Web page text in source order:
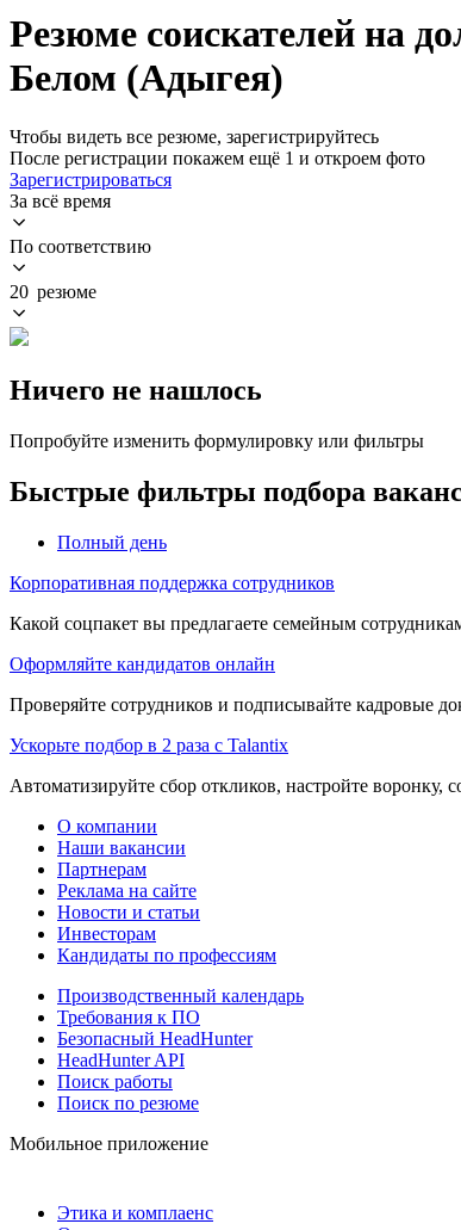
Резюме соискателей на
Белом (Адыгея)
Чтобы видеть все резюме, зарегистрируйтесь
После регистрации покажем ещё 1 и откроем фото
Зарегистрироваться
За всё время
По соответствию
20 резюме
Ничего не нашлось
Попробуйте изменить формулировку или фильтры
Быстрые фильтры подбора
Полный день
Корпоративная поддержка сотрудников
Какой соцпакет вы предлагаете семейным
Оформляйте кандидатов онлайн
Проверяйте сотрудников и подписывайте кадровые
Ускорьте подбор в 2 раза с Talantix
Автоматизируйте сбор откликов, настройте воронку,
О компании
Наши вакансии
Партнерам
Реклама на сайте
Новости и статьи
Инвесторам
Кандидаты по профессиям
Производственный календарь
Требования к ПО
Безопасный HeadHunter
HeadHunter API
Поиск работы
Поиск по резюме
Мобильное приложение
Этика и комплаенс